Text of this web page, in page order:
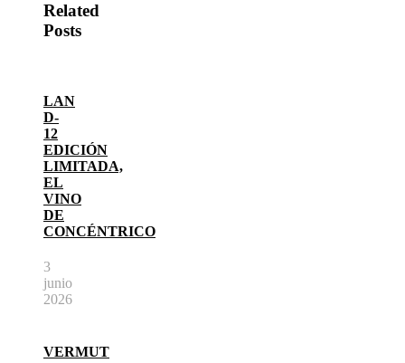
Related
Posts
LAN
D-
12
EDICIÓN
LIMITADA,
EL
VINO
DE
CONCÉNTRICO
3
junio
2026
VERMUT